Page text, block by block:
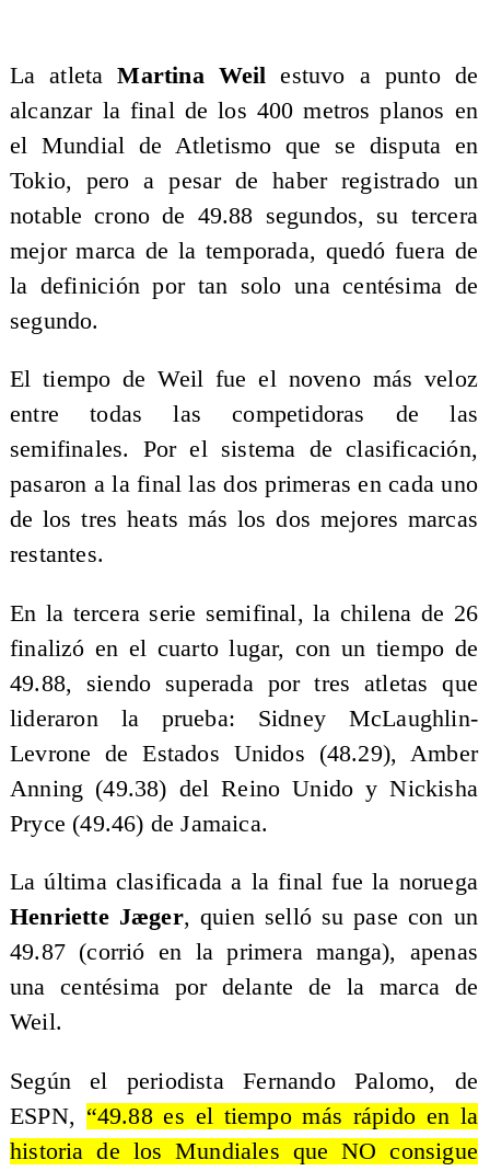
La atletaMartina Weil estuvo a punto de
alcanzar la final de los 400 metros planos en
el Mundial de Atletismo que se disputa en
Tokio, pero a pesar de haber registrado un
notable crono de 49.88 segundos, su tercera
mejor marca de la temporada, quedó fuera de
la definición por tan solo una centésima de
segundo.
El tiempo de Weil fue el noveno más veloz
entre todas las competidoras de las
semifinales. Por el sistema de clasificación,
pasaron a la final las dos primeras en cada uno
de los tres heats más los dos mejores marcas
restantes.
En la tercera serie semifinal, la chilena de 26
finalizó en el cuarto lugar, con un tiempo de
49.88, siendo superada por tres atletas que
lideraron la prueba: Sidney McLaughlin-
Levrone de Estados Unidos (48.29), Amber
Anning (49.38) del Reino Unido y Nickisha
Pryce (49.46) de Jamaica.
La última clasificada a la final fue la noruega
Henriette Jæger, quien selló su pase con un
49.87 (corrió en la primera manga), apenas
una centésima por delante de la marca de
Weil.
Según el periodista Fernando Palomo, de
ESPN, “49.88 es el tiempo más rápido en la
historia de los Mundiales que NO consigue